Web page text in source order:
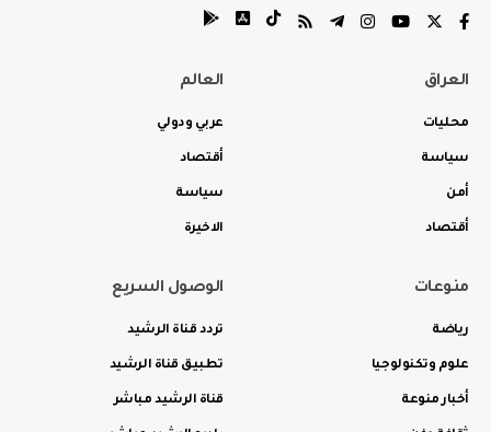
العراق
محليات
سياسة
أمن
أقتصاد
العالم
عربي ودولي
أقتصاد
سياسة
الاخيرة
منوعات
رياضة
علوم وتكنولوجيا
أخبار منوعة
الوصول السريع
تردد قناة الرشيد
تطبيق قناة الرشيد
قناة الرشيد مباشر